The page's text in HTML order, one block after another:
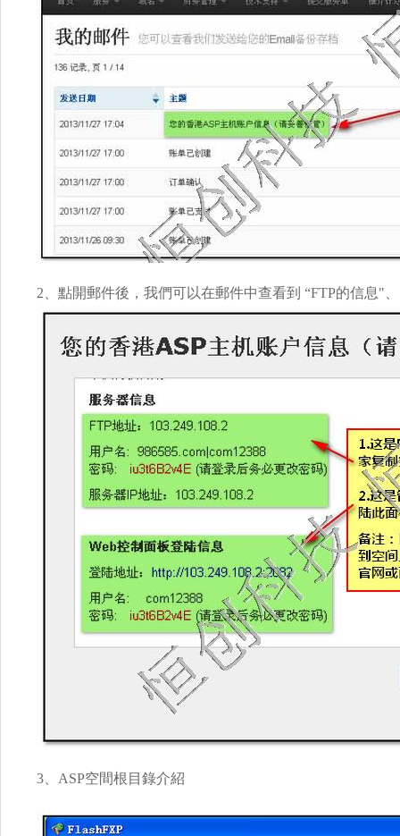
2、點開郵件後，我們可以在郵件中查看到 “FTP的信息"
3、ASP空間根目錄介紹